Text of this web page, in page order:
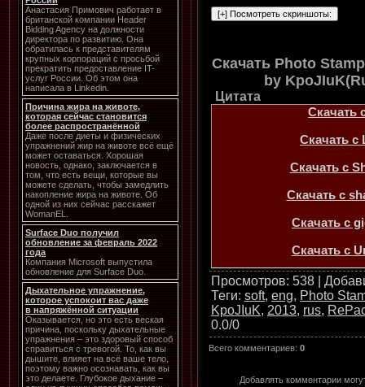
Анастасия Примович работает в
британской компании Header
Bidding Agency на должности
директора по развитию. Она
обратилась к представителям
крупных корпораций с просьбой
прекратить предоставление IT-
услуг России. Об этом она
написала в Linkedin.
Причина жира на животе,
которая сейчас становится
более распространённой
Даже после диеты и физических
упражнений жир на животе всё ещё
может оставаться. Хорошая
новость, однако, заключается в
том, что есть вещи, которые вы
можете сделать, чтобы замедлить
накопление жира на животе. Об
одной из них сейчас расскажет
WomanEL.
Surface Duo получил
обновление за февраль 2022
года
Компания Microsoft выпустила
обновление для Surface Duo.
Дыхательное упражнение,
которое успокоит вас даже
в напряжённой ситуации
Оказывается, но это есть веская
причина, поскольку дыхательные
упражнения – это здоровый способ
справиться с тревогой. То, как вы
дышите, влияет на всё ваше тело,
поэтому важно осознавать, как вы
это делаете. Глубокое дыхание –
Скачать Photo
by
Цитата
Скачать
Скачать с
Скачать с
Скачать с
Скачать с
Скачать с
Скачать с
Просмотров: 538 |
Теги: soft, eng, Photo
KpoJIuK, 2013, rus,
0.0/0
Всего комментариев: 0
Добавлять комментарии